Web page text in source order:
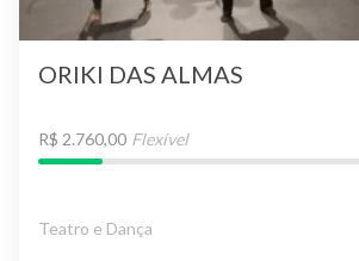
ORIKI DAS ALMAS
R$ 2.760,00 Flexível
Teatro e Dança